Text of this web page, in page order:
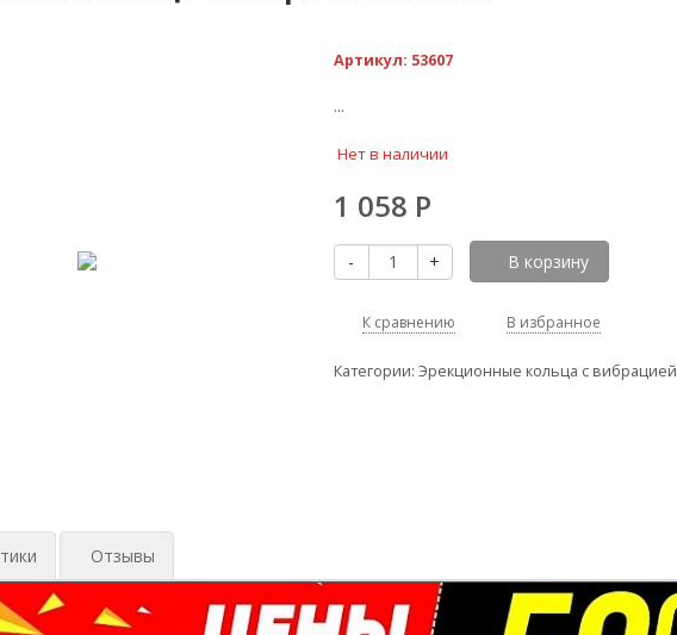
Артикул: 53607
...
Нет в наличии
1 058 Р
- + В корзину
К сравнению В избранное
Категории: Эрекционные кольца с вибрацией
Отзывы